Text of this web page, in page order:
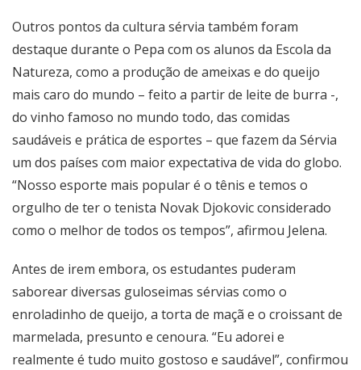
Outros pontos da cultura sérvia também foram
destaque durante o Pepa com os alunos da Escola da
Natureza, como a produção de ameixas e do queijo
mais caro do mundo – feito a partir de leite de burra -,
do vinho famoso no mundo todo, das comidas
saudáveis e prática de esportes – que fazem da Sérvia
um dos países com maior expectativa de vida do globo.
“Nosso esporte mais popular é o tênis e temos o
orgulho de ter o tenista Novak Djokovic considerado
como o melhor de todos os tempos”, afirmou Jelena.
Antes de irem embora, os estudantes puderam
saborear diversas guloseimas sérvias como o
enroladinho de queijo, a torta de maçã e o croissant de
marmelada, presunto e cenoura. “Eu adorei e
realmente é tudo muito gostoso e saudável”, confirmou